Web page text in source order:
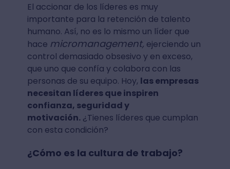
El accionar de los líderes es muy
importante para la retención de talento
humano. Así, no es lo mismo un líder que
hace micromanagement, ejerciendo un
control demasiado obsesivo y en exceso,
que uno que confía y colabora con las
personas de su equipo. Hoy, las empresas
necesitan líderes que inspiren
confianza, seguridad y
motivación.¿Tienes líderes que cumplan
con esta condición?
¿Cómo es la cultura de trabajo?